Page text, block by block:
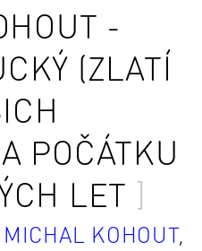
-
(ZLATÍ
POČÁTKU
LET
KOHOUT,